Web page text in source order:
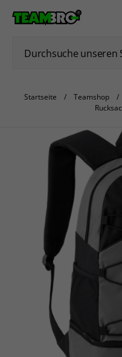
Startseite Teamshop